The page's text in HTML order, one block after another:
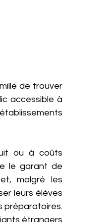
de trouver
accessible à
ou à coûts
le garant de
malgré les
leurs élèves
préparatoires.
étrangers